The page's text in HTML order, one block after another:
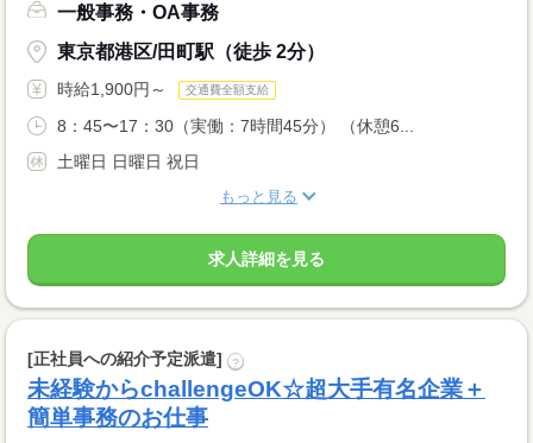
一般事務・OA事務
東京都港区/田町駅（徒歩 2分）
時給1,900円～ 交通費全額支給
8：45〜17：30（実働：7時間45分） （休憩6...
土曜日 日曜日 祝日
もっと見る
求人詳細を見る
[正社員への紹介予定派遣] ?
未経験からchallengeOK☆超大手有名企業＋
簡単事務のお仕事